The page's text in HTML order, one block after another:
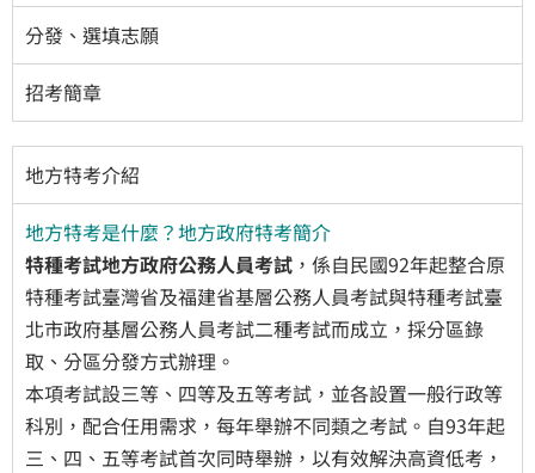
分發、選填志願
招考簡章
地方特考介紹
地方特考是什麼？地方政府特考簡介
特種考試地方政府公務人員考試 ，係自民國92年起整合原
特種考試臺灣省及福建省基層公務人員考試與特種考試臺
北市政府基層公務人員考試二種考試而成立，採分區錄
取、分區分發方式辦理。
本項考試設三等、四等及五等考試，並各設置一般行政等
科別，配合任用需求，每年舉辦不同類之考試。自93年起
三、四、五等考試首次同時舉辦，以有效解決高資低考，